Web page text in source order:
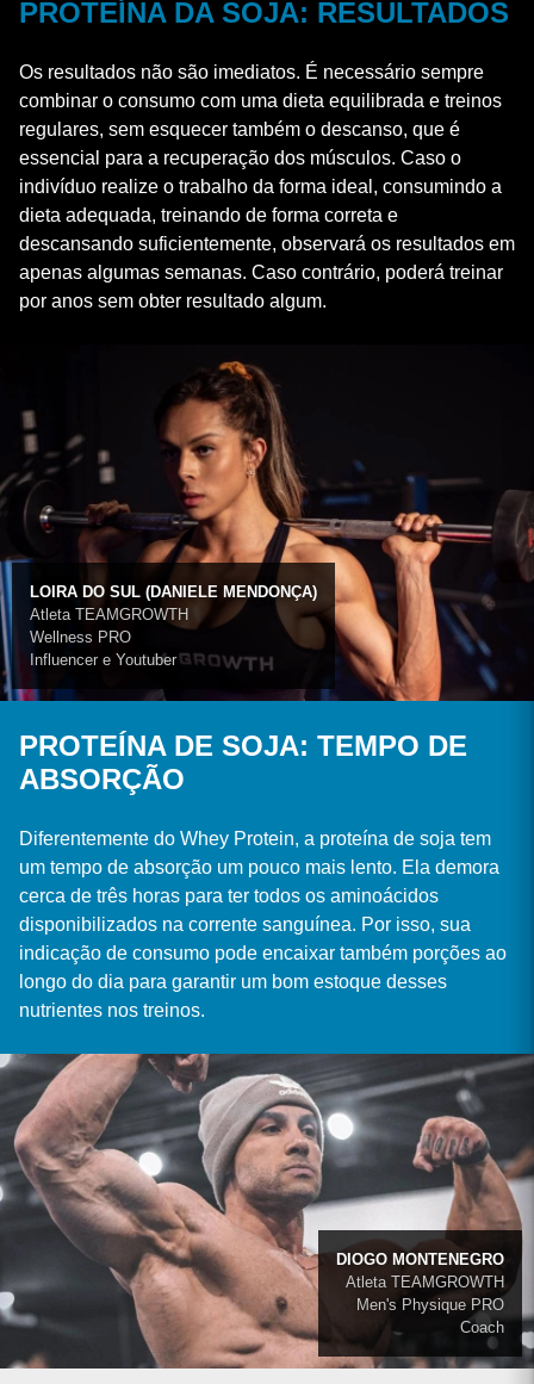
PROTEÍNA DA SOJA: RESULTADOS
Os resultados não são imediatos. É necessário sempre
combinar o consumo com uma dieta equilibrada e treinos
regulares, sem esquecer também o descanso, que é
essencial para a recuperação dos músculos. Caso o
indivíduo realize o trabalho da forma ideal, consumindo a
dieta adequada, treinando de forma correta e
descansando suficientemente, observará os resultados em
apenas algumas semanas. Caso contrário, poderá treinar
por anos sem obter resultado algum.
LOIRA DO SUL (DANIELE MENDONÇA)
Atleta TEAMGROWTH
Wellness PRO
Influencer e Youtuber
PROTEÍNA DE SOJA: TEMPO DE
ABSORÇÃO
Diferentemente do Whey Protein, a proteína de soja tem
um tempo de absorção um pouco mais lento. Ela demora
cerca de três horas para ter todos os aminoácidos
disponibilizados na corrente sanguínea. Por isso, sua
indicação de consumo pode encaixar também porções ao
longo do dia para garantir um bom estoque desses
nutrientes nos treinos.
DIOGO MONTENEGRO
Atleta TEAMGROWTH
Men's Physique PRO
Coach